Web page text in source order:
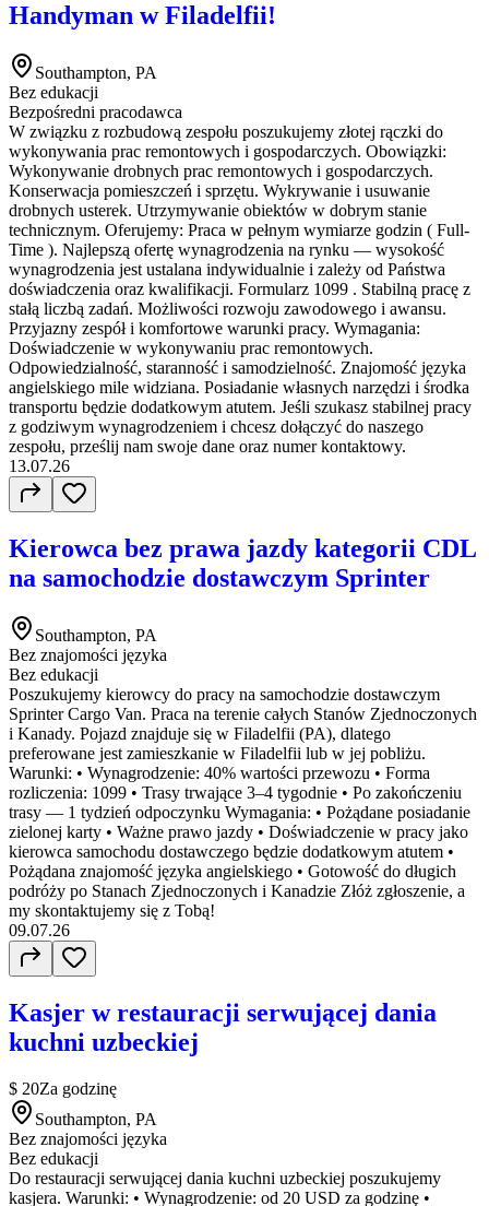
Handyman w Filadelfii!
Southampton, PA
Bez edukacji
Bezpośredni pracodawca
W związku z rozbudową zespołu poszukujemy złotej rączki do
wykonywania prac remontowych i gospodarczych. Obowiązki:
Wykonywanie drobnych prac remontowych i gospodarczych.
Konserwacja pomieszczeń i sprzętu. Wykrywanie i usuwanie
drobnych usterek. Utrzymywanie obiektów w dobrym stanie
technicznym. Oferujemy: Praca w pełnym wymiarze godzin ( Full-
Time ). Najlepszą ofertę wynagrodzenia na rynku — wysokość
wynagrodzenia jest ustalana indywidualnie i zależy od Państwa
doświadczenia oraz kwalifikacji. Formularz 1099 . Stabilną pracę z
stałą liczbą zadań. Możliwości rozwoju zawodowego i awansu.
Przyjazny zespół i komfortowe warunki pracy. Wymagania:
Doświadczenie w wykonywaniu prac remontowych.
Odpowiedzialność, staranność i samodzielność. Znajomość języka
angielskiego mile widziana. Posiadanie własnych narzędzi i środka
transportu będzie dodatkowym atutem. Jeśli szukasz stabilnej pracy
z godziwym wynagrodzeniem i chcesz dołączyć do naszego
zespołu, prześlij nam swoje dane oraz numer kontaktowy.
13.07.26
Kierowca bez prawa jazdy kategorii CDL
na samochodzie dostawczym Sprinter
Southampton, PA
Bez znajomości języka
Bez edukacji
Poszukujemy kierowcy do pracy na samochodzie dostawczym
Sprinter Cargo Van. Praca na terenie całych Stanów Zjednoczonych
i Kanady. Pojazd znajduje się w Filadelfii (PA), dlatego
preferowane jest zamieszkanie w Filadelfii lub w jej pobliżu.
Warunki: • Wynagrodzenie: 40% wartości przewozu • Forma
rozliczenia: 1099 • Trasy trwające 3–4 tygodnie • Po zakończeniu
trasy — 1 tydzień odpoczynku Wymagania: • Pożądane posiadanie
zielonej karty • Ważne prawo jazdy • Doświadczenie w pracy jako
kierowca samochodu dostawczego będzie dodatkowym atutem •
Pożądana znajomość języka angielskiego • Gotowość do długich
podróży po Stanach Zjednoczonych i Kanadzie Złóż zgłoszenie, a
my skontaktujemy się z Tobą!
09.07.26
Kasjer w restauracji serwującej dania
kuchni uzbeckiej
$ 20Za godzinę
Southampton, PA
Bez znajomości języka
Bez edukacji
Do restauracji serwującej dania kuchni uzbeckiej poszukujemy
kasjera. Warunki: • Wynagrodzenie: od 20 USD za godzinę •